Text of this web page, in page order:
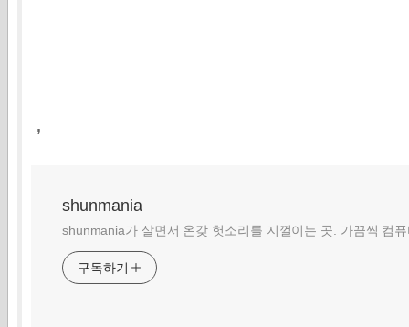
,
shunmania
shunmania가 살면서 온갖 헛소리를 지껄이는 곳. 가끔씩 컴
구독하기